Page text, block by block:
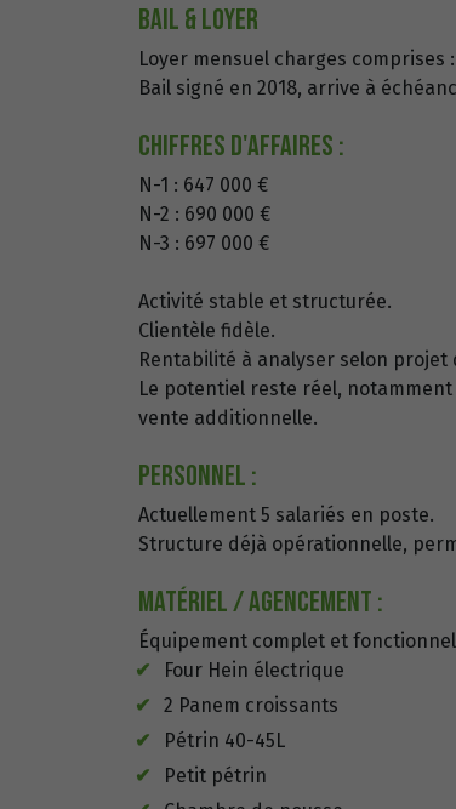
Bail & loyer
Loyer mensuel charges comprises
Bail signé en 2018, arrive à
Chiffres d'affaires :
N-1 : 647 000 €
N-2 : 690 000 €
N-3 : 697 000 €
Activité stable et structurée.
Clientèle fidèle.
Rentabilité à analyser selon projet
Le potentiel reste réel,
vente additionnelle.
Personnel :
Actuellement 5 salariés en poste.
Structure déjà opérationnelle,
Matériel / agencement :
Équipement complet et
Four Hein électrique
2 Panem croissants
Pétrin 40-45L
Petit pétrin